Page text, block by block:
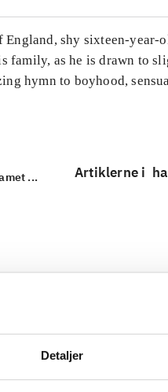
Detaljer
shy sixteen-year-
family, as he is drawn to
hymn to boyhood,
... Artiklerne i